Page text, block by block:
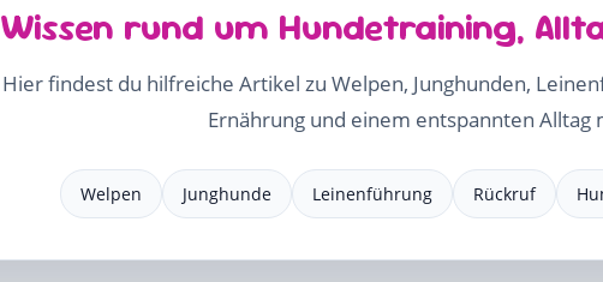
Wissen rund um Hundetraining,
Hier findest du hilfreiche Artikel zu Welpen, Junghunden,
Ernährung und einem entspannten Alltag
Welpen Junghunde Leinenführung Rückruf